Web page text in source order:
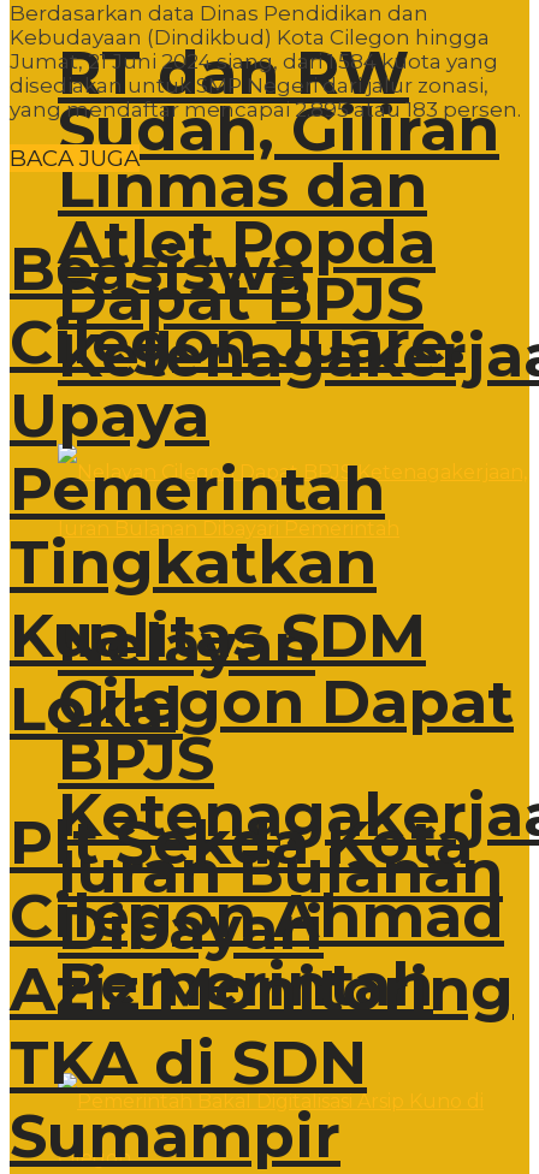
RT dan RW
Sudah, Giliran
Linmas dan
Atlet Popda
Dapat BPJS
Nelayan
Cilegon Dapat
BPJS
Iuran Bulanan
Dibayari
Pemerintah
Berdasarkan data Dinas Pendidikan dan
Kebudayaan (Dindikbud) Kota Cilegon hingga
Jumat, 21 Juni 2024 siang, dari 1.584 kuota yang
disediakan untuk SMP Negeri dari jalur zonasi,
yang mendaftar mencapai 2.895 atau 183 persen.
BACA JUGA
Beasiswa
Cilegon Juare:
Upaya
Pemerintah
Tingkatkan
Kualitas SDM
Lokal
Plt Sekda Kota
Cilegon Ahmad
Aziz Monitoring
TKA di SDN
Sumampir